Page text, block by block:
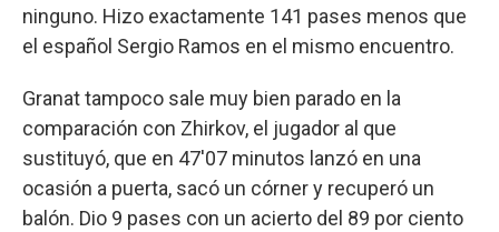
ninguno. Hizo exactamente 141 pases menos que
el español Sergio Ramos en el mismo encuentro.
Granat tampoco sale muy bien parado en la
comparación con Zhirkov, el jugador al que
sustituyó, que en 47'07 minutos lanzó en una
ocasión a puerta, sacó un córner y recuperó un
balón. Dio 9 pases con un acierto del 89 por ciento